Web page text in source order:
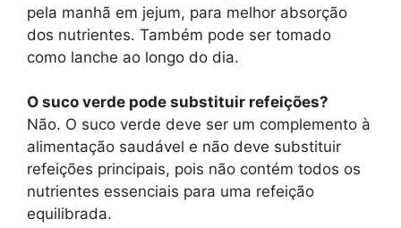
pela manhã em jejum, para melhor absorção
dos nutrientes. Também pode ser tomado
como lanche ao longo do dia.
O suco verde pode substituir refeições?
Não. O suco verde deve ser um complemento à
alimentação saudável e não deve substituir
refeições principais, pois não contém todos os
nutrientes essenciais para uma refeição
equilibrada.